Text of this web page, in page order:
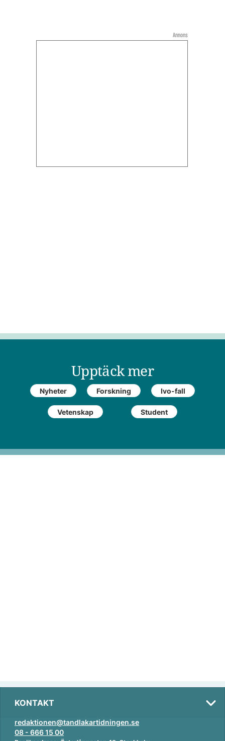
Upptäck mer
Nyheter Forskning Ivo-fall
Vetenskap Student
Annons
KONTAKT
redaktionen@tandlakartidningen.se
08 - 666 15 00